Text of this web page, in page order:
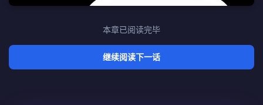
本章已阅读完毕
继续阅读下一话